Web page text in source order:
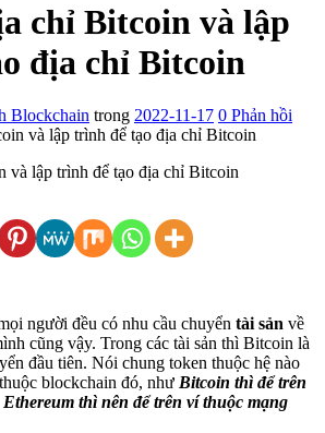
chỉ Bitcoin và lập
địa chỉ Bitcoin
Blockchain trong 2022-11-17 0 Phản hồi
và lập trình để tạo địa chỉ Bitcoin
người đều có nhu cầu chuyển tài sản về
cũng vậy. Trong các tài sản thì Bitcoin là
đầu tiên. Nói chung token thuộc hệ nào
blockchain đó, như Bitcoin thì để trên
Ethereum thì nên để trên ví thuộc mạng